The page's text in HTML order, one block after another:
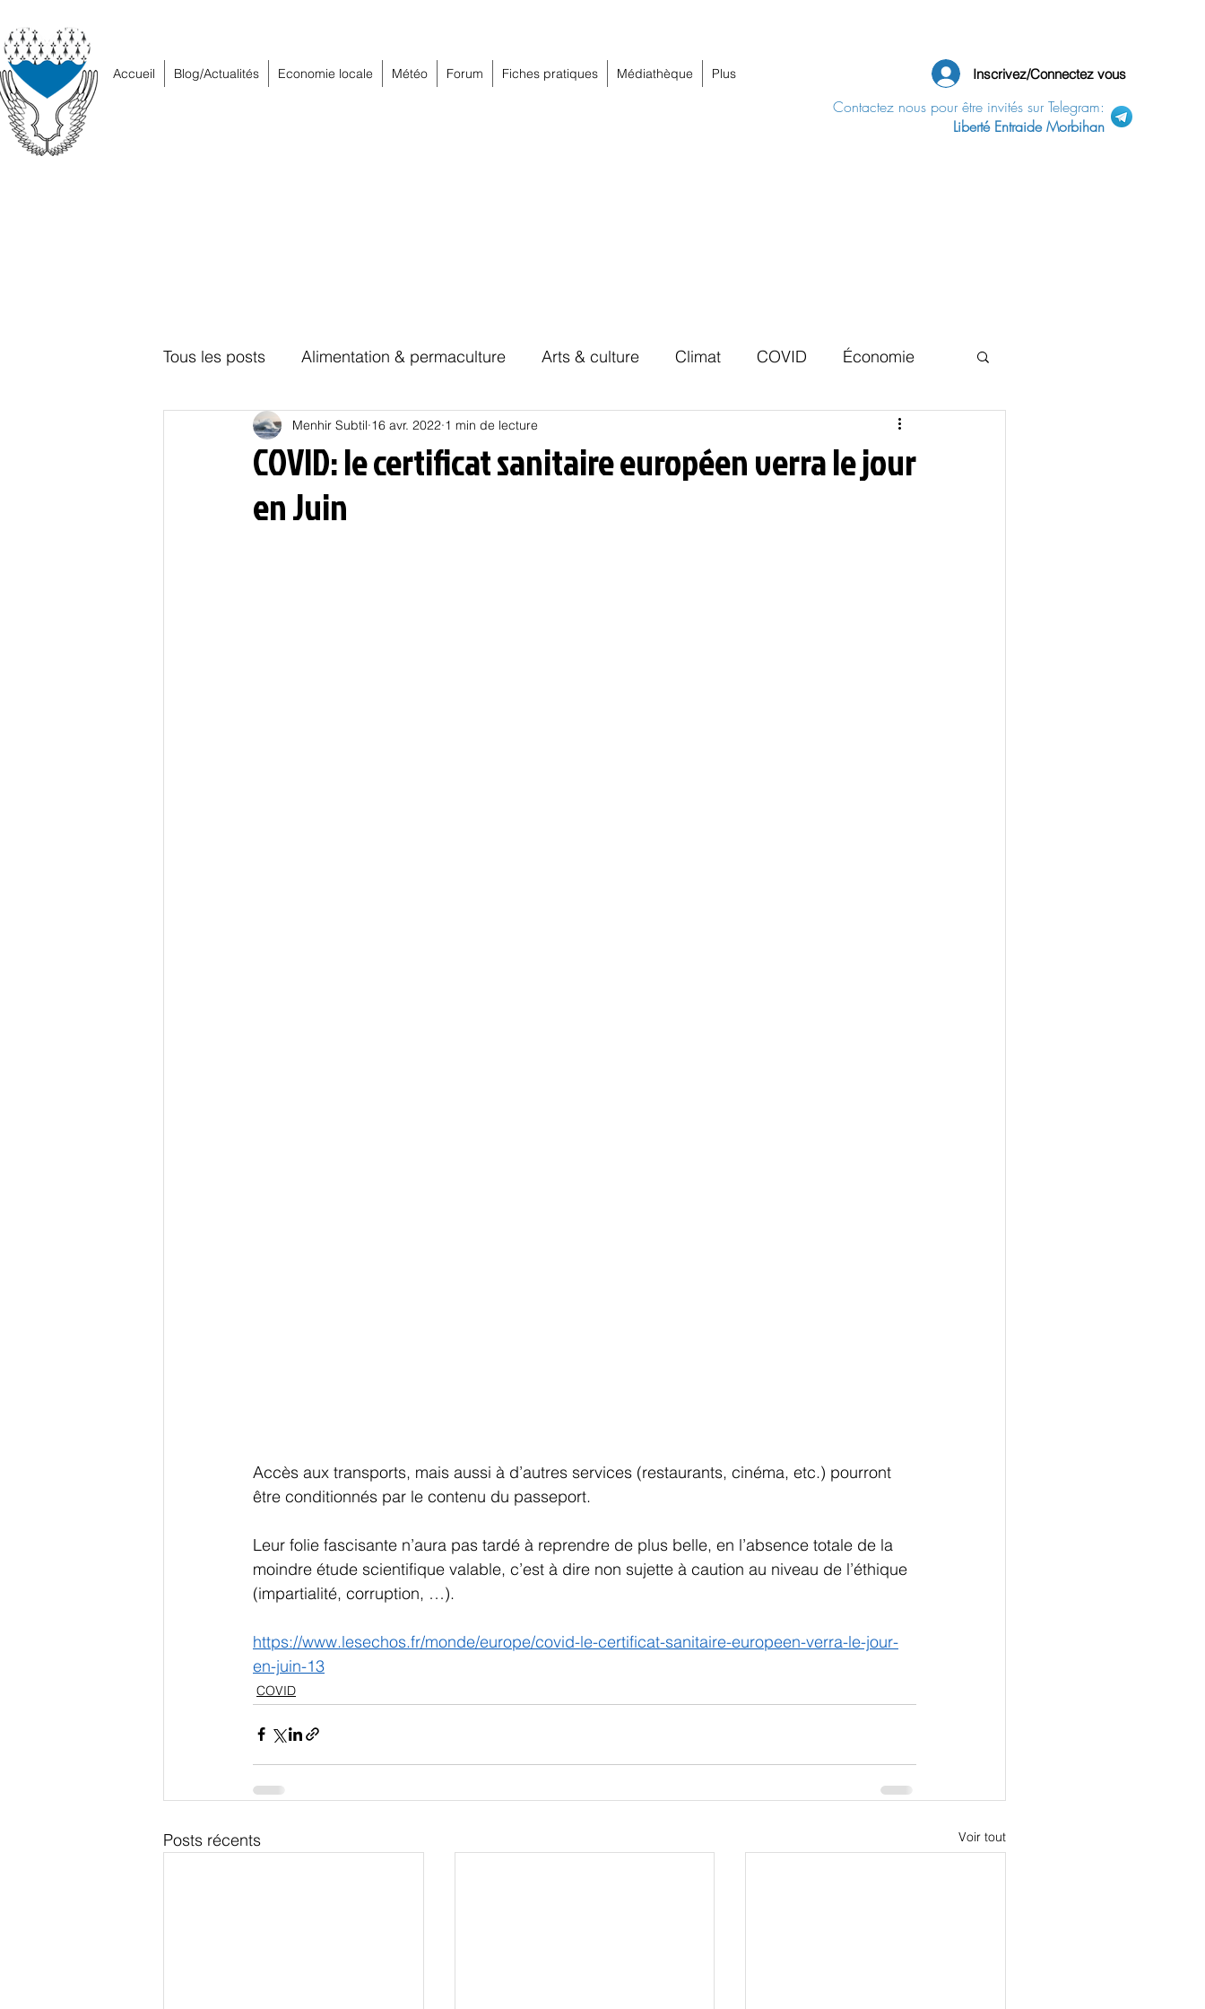
Accueil Blog/Actualités Economie locale Météo Forum Fiches pratiques Médiathèque Plus Inscrivez/Connectez vous
Contactez nous pour être invités sur Telegram:
Liberté Entraide Morbihan
Tous les posts Alimentation & permaculture Arts & culture Climat COVID Économie
Education Energies Habitat Hors piste Local
Oligarchie
COVID: le certificat sanitaire européen verra le jour
en Juin
Menhir Subtil 16 avr. 2022 1 min de lecture
Accès aux transports, mais aussi à d’autres services (restaurants, cinéma, etc.) pourront
être conditionnés par le contenu du passeport.
Leur folie fascisante n’aura pas tardé à reprendre de plus belle, en l’absence totale de la
moindre étude scientifique valable, c’est à dire non sujette à caution au niveau de l’éthique
(impartialité, corruption, …).
https://www.lesechos.fr/monde/europe/covid-le-certificat-sanitaire-europeen-verra-le-jour-
en-juin-13
COVID
Posts récents Voir tout